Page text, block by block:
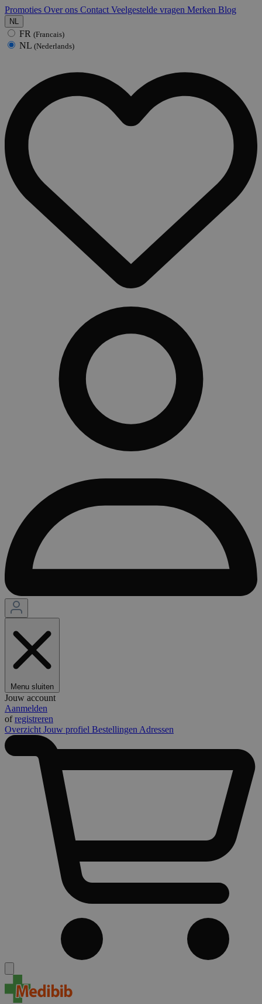
Promoties Over ons Contact Veelgestelde vragen Merken Blog
NL
FR (Francais)
NL (Nederlands)
Menu sluiten
Jouw account
Aanmelden
ofregistreren
Overzicht Jouw profiel Bestellingen Adressen